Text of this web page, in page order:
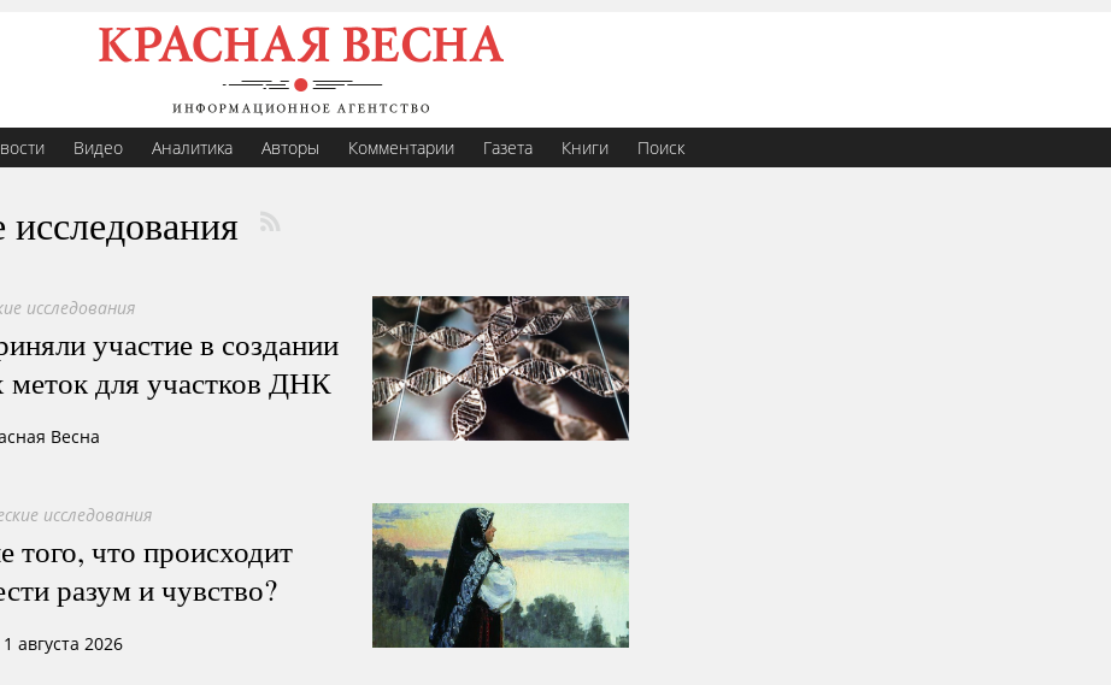
Видео Аналитика Авторы Комментарии Газета Книги Поиск
исследования
участие в создании
для участков ДНК
Весна
исследования
что происходит
разум и чувство?
1 августа 2026